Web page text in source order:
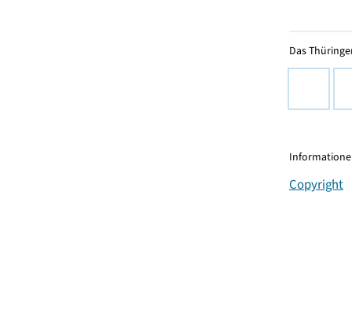
Das
Copyright